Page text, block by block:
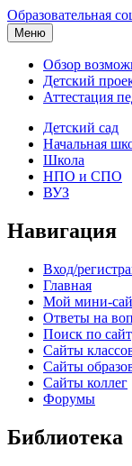
Образовательная
Меню
Обзор
Детский
Аттестация
Детский сад
Начальная
Школа
НПО и СПО
ВУЗ
Навигация
Вход/
Главная
Мой мини-
Ответы на
Поиск по
Сайты
Сайты
Сайты коллег
Форумы
Библиотека